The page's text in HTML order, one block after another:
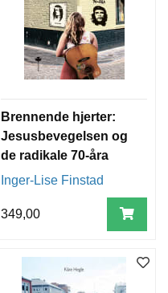
Brennende hjerter:
Jesusbevegelsen og
de radikale 70-åra
Inger-Lise Finstad
349,00